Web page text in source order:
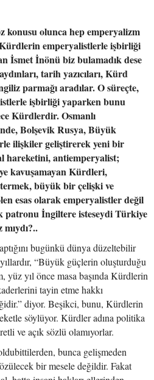
olunca hep emperyalizm
emperyalistlerle işbirliği
İsmet İnönü biz bulamadık dese
tarih yazıcıları, Kürd
parmağı aradılar. O süreçte,
işbirliği yaparken bunu
Kürdlerdir. Osmanlı
Bolşevik Rusya, Büyük
ilişkiler geliştirerek yeni bir
hareketini, antiemperyalist;
kavuşamayan Kürdleri,
büyük bir çelişki ve
esas olarak emperyalistler değil
İngiltere isteseydi Türkiye
bugünkü dünya düzeltebilir
“Büyük güçlerin oluşturduğu
yıl önce masa başında Kürdlerin
tayin etme hakkı
diyor. Beşikci, bunu, Kürdlerin
söylüyor. Kürdler adına politika
ve açık sözlü olamıyorlar.
bunca gelişmeden
bir mesele değildir. Fakat